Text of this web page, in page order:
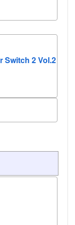
Switch 2 Vol.2